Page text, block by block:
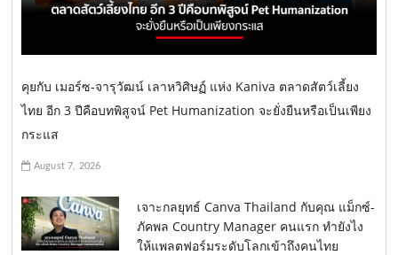
คุยกับ เมอร์ซ-จารุวัฒน์ เลาหวิศิษฏ์ แห่ง Kaniva ตลาดสัตว์เลี้ยง
ไทย อีก 3 ปีคือบทพิสูจน์ Pet Humanization จะยั่งยืนหรือเป็นเพียง
กระแส
August 7, 2026
เจาะกลยุทธ์ Canva Thailand กับคุณ แม็กซ์-
ภัคพล Country Manager คนแรก ทำยังไง
ให้แพลตฟอร์มระดับโลกเข้าถึงคนไทย